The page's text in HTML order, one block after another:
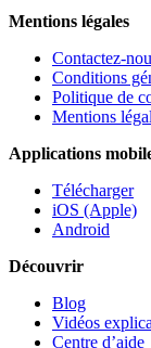
Mentions légales
Contactez-
Conditions
Politique de
Mentions
Applications
Télécharger
iOS (Apple)
Android
Découvrir
Blog
Vidéos
Centre d’aide